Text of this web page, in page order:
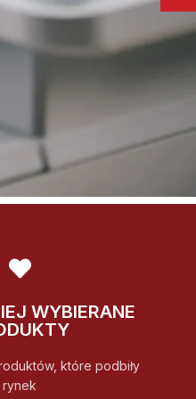
WYBIERANE
które podbiły
rynek